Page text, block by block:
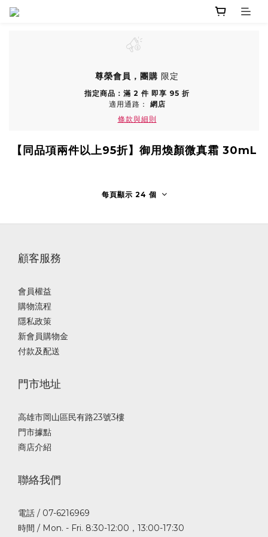
尊榮會員，團購 限定
指定商品：滿 2 件 即享 95 折
適用通路： 網店
條款與細則
【同品項兩件以上95折】御用煥顏微真霜 30mL
每頁顯示 24 個
顧客服務
會員權益
購物流程
隱私政策
新會員購物金
付款及配送
門市地址
高雄市岡山區民有路23號3樓
門市據點
商店介紹
聯絡我們
電話 / 07-6216969
時間 / Mon. - Fri. 8:30-12:00，13:00-17:30